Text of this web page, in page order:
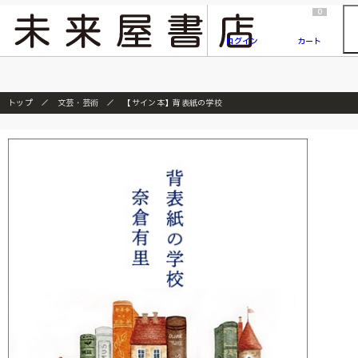
『ONE PIECE magazine 021 ONE PIECEカード付き同梱版』発売延期のご案内
ログイン
0
カート
トップ 文芸・芸術 【サイン本】背表紙の学校